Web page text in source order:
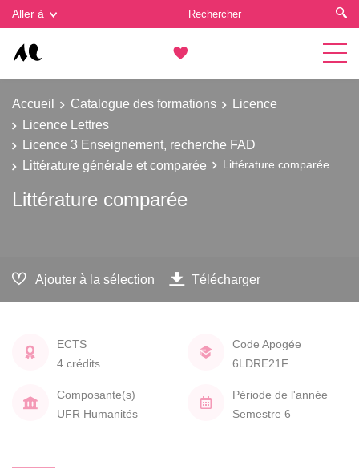
Aller à
Accueil Catalogue des formations
Licence
Licence Lettres
Licence 3 Enseignement, recherche FAD
Littérature générale et comparée
Littérature comparée
Littérature comparée
Ajouter à la sélection Télécharger
ECTS
4 crédits
Code Apogée
6LDRE21F
Composante(s)
UFR Humanités
Période de l'année
Semestre 6
Gestion des cookies